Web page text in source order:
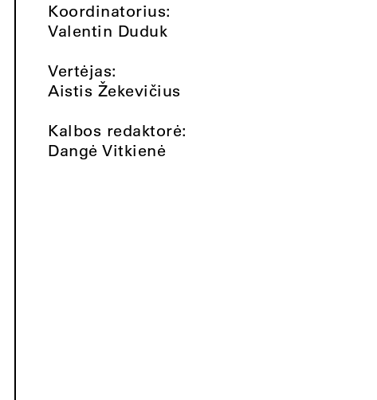
Koordinatorius:
Valentin Duduk
Vertėjas:
Aistis Žekevičius
Kalbos redaktorė:
Dangė Vitkienė